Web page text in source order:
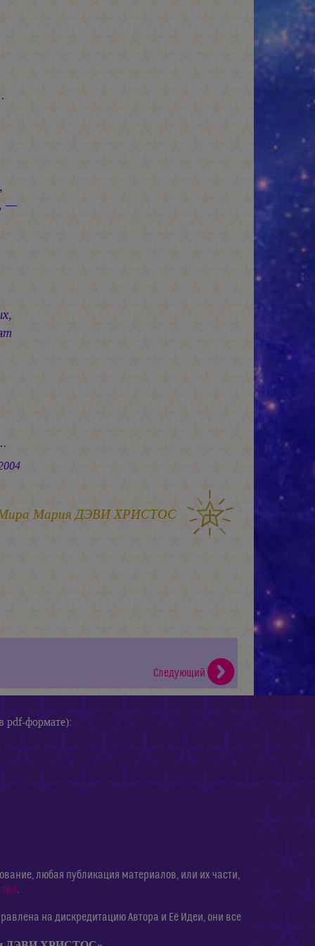
—
Мария ДЭВИ ХРИСТОС
Следующий
pdf-формате):
любая публикация материалов, или их части,
.
на дискредитацию Автора и Её Идеи, они все